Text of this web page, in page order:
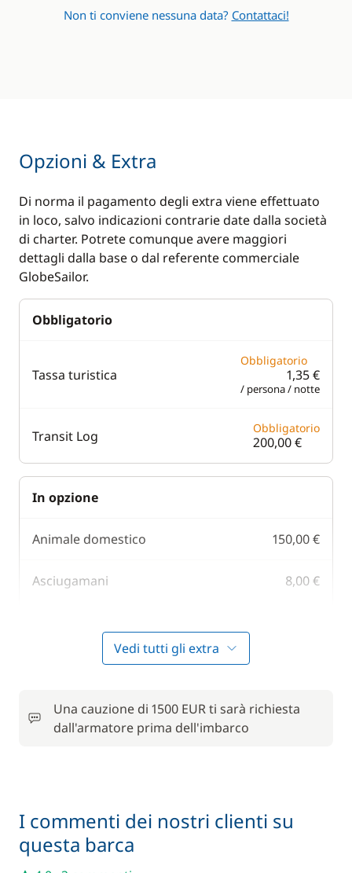
Non ti conviene nessuna data? Contattaci!
Opzioni & Extra
Di norma il pagamento degli extra viene effettuato
in loco, salvo indicazioni contrarie date dalla società
di charter. Potrete comunque avere maggiori
dettagli dalla base o dal referente commerciale
GlobeSailor.
Obbligatorio
Tassa turistica
Obbligatorio
1,35 €
/ persona / notte
Transit Log Obbligatorio
200,00 €
In opzione
Animale domestico 150,00 €
Asciugamani 8,00 €
Pacchetto comfort
Vedi tutti gli extra
Una cauzione di 1500 EUR ti sarà richiesta
dall'armatore prima dell'imbarco
I commenti dei nostri clienti su
questa barca